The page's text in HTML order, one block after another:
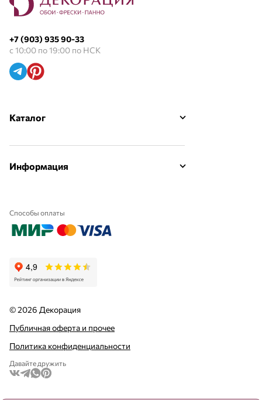
+7 (903) 935 90-33
с 10:00 по 19:00 по НСК
Каталог
Информация
Способы оплаты
© 2026 Декорация
Публичная оферта и прочее
Политика конфиденциальности
Давайте дружить